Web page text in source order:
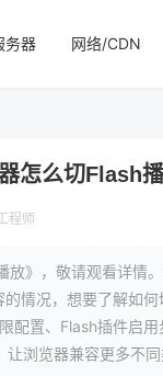
务器 网络/CDN
怎么切Flash
程师
》，敬请观看详情
情况，想要了解如
配置、Flash插件启
浏览器兼容更多不同